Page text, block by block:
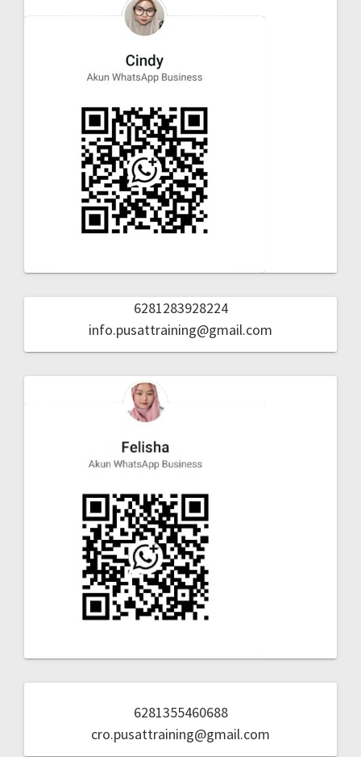
6281283928224
info.pusattraining@gmail.com
6281355460688
cro.pusattraining@gmail.com